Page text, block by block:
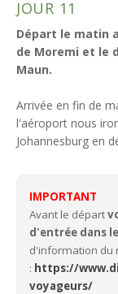
JOUR 11
Départ le matin
de Moremi et le
Maun.
Arrivée en fin de
l'aéroport nous
Johannesburg en
IMPORTANT
Avant le départ
d'entrée dans
d'information du
: https://
voyageurs/